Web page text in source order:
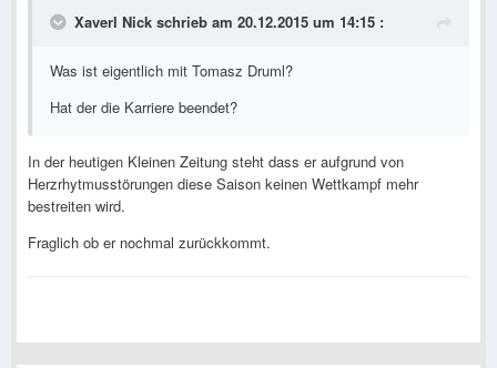
Xaverl Nick schrieb am 20.12.2015 um 14:15 :
Was ist eigentlich mit Tomasz Druml?
Hat der die Karriere beendet?
In der heutigen Kleinen Zeitung steht dass er aufgrund von
Herzrhytmusstörungen diese Saison keinen Wettkampf mehr
bestreiten wird.
Fraglich ob er nochmal zurückkommt.